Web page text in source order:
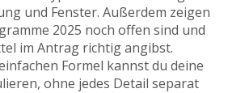
und Fenster. Außerdem zeigen
2025 noch offen sind und
im Antrag richtig angibst.
Formel kannst du deine
ohne jedes Detail separat